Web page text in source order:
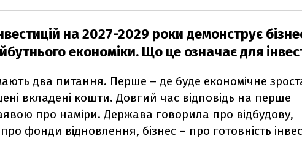
на 2027-2029 роки демонструє
економіки. Що це означає для
два питання. Перше – де буде економічне
вкладені кошти. Довгий час відповідь на перше
про наміри. Держава говорила про відбудову,
фонди відновлення, бізнес – про готовність